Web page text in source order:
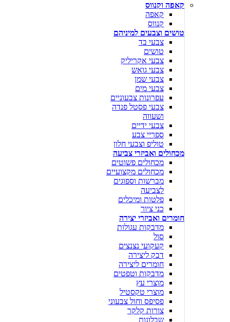
קאפה וקנווס
קאפה
קנווס
טושים וצבעים למיניהם
צבעי בד
טושים
צבעי אקריליק
צבעי גואש
צבעי שמן
צבעי מים
עפרונות צבעוניים
צבעי פסטל פנדה
ושעווה
צבעי ידיים
ספריי צבע
טוליפ וצבעי חלון
מכחולים ואביזרי צביעה
מכחולים פשוטים
מכחולים מקצועיים
מברשות וספוגים
לצביעה
פלטות ומיכלים
כני ציור
חומרים ואביזרי יצירה
מדבקות עגולות
סול
קעקועי נצנצים
דבק ליצירה
חומרים ליצירה
מדבקות וטפטים
מוצרי עץ
מוצרי טקסטיל
פסיפס וחול צבעוני
צורות קלקר
שבלונות